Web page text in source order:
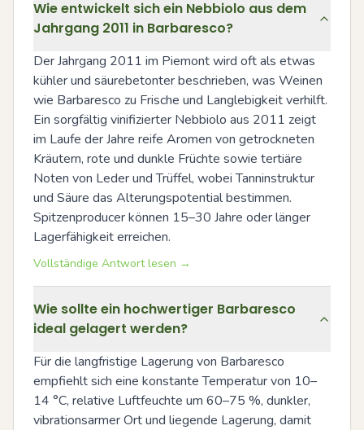
Wie entwickelt sich ein Nebbiolo aus dem
Jahrgang 2011 in Barbaresco?
Der Jahrgang 2011 im Piemont wird oft als etwas
kühler und säurebetonter beschrieben, was Weinen
wie Barbaresco zu Frische und Langlebigkeit verhilft.
Ein sorgfältig vinifizierter Nebbiolo aus 2011 zeigt
im Laufe der Jahre reife Aromen von getrockneten
Kräutern, rote und dunkle Früchte sowie tertiäre
Noten von Leder und Trüffel, wobei Tanninstruktur
und Säure das Alterungspotential bestimmen.
Spitzenproducer können 15–30 Jahre oder länger
Lagerfähigkeit erreichen.
Vollständige Antwort lesen →
Wie sollte ein hochwertiger Barbaresco
ideal gelagert werden?
Für die langfristige Lagerung von Barbaresco
empfiehlt sich eine konstante Temperatur von 10–
14 °C, relative Luftfeuchte um 60–75 %, dunkler,
vibrationsarmer Ort und liegende Lagerung, damit